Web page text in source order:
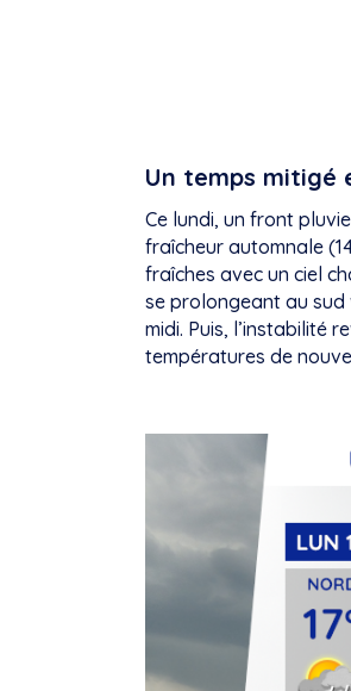
Un temps
Ce lundi, un front
fraîcheur automnale
fraîches avec un ciel
se prolongeant au sud
midi. Puis, l’instabilité
températures de